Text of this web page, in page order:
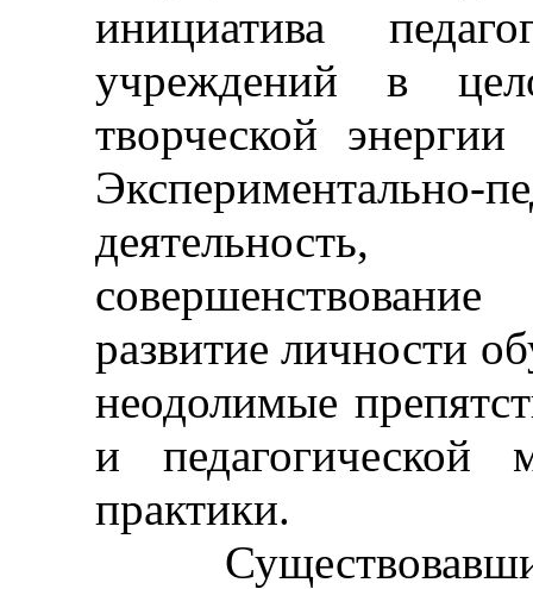
инициатива
учреждений в
творческой
Экспериментально-
развитие личности
неодолимые
и педагогической
практики.
Существовавший